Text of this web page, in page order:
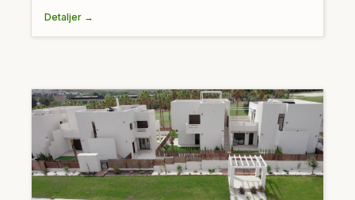
Detaljer →